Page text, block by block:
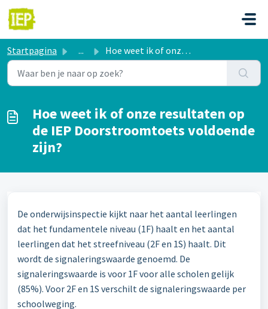
Doorgaan naar hoofdinhoud
Startpagina ... Hoe weet ik of onze resultaten op de IEP Doorstroomtoets ...
Hoe weet ik of onze resultaten op
de IEP Doorstroomtoets voldoende
zijn?
De onderwijsinspectie kijkt naar het aantal leerlingen
dat het fundamentele niveau (1F) haalt en het aantal
leerlingen dat het streefniveau (2F en 1S) haalt. Dit
wordt de signaleringswaarde genoemd. De
signaleringswaarde is voor 1F voor alle scholen gelijk
(85%). Voor 2F en 1S verschilt de signaleringswaarde per
schoolweging.